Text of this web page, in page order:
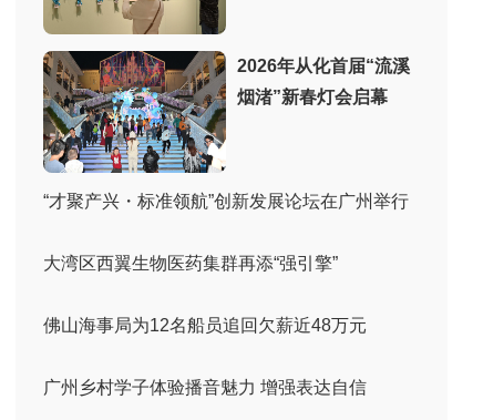
2026年从化首届“流溪
烟渚”新春灯会启幕
“才聚产兴・标准领航”创新发展论坛在广州举行
大湾区西翼生物医药集群再添“强引擎”
佛山海事局为12名船员追回欠薪近48万元
广州乡村学子体验播音魅力 增强表达自信